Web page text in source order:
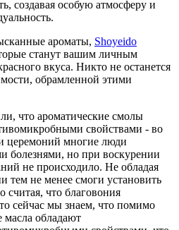
создавая особую атмосферу и
ароматы, Shoyeido
станут вашим личным
вкуса. Никто не останется
обрамленной этими
что ароматические смолы
свойствами - во
церемоний многие люди
болезнями, но при воскурении
не происходило. Не обладая
тем не менее смоги установить
считая, что благовония
сейчас мы знаем, что помимо
масла обладают